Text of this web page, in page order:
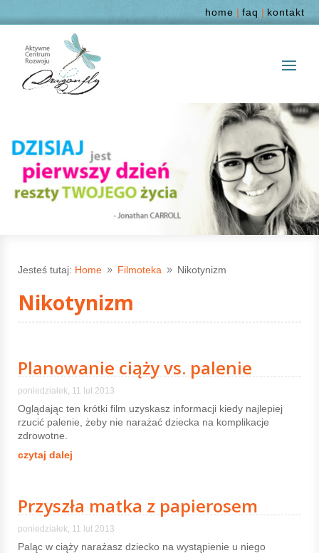
home | faq | kontakt
Jesteś tutaj: Home 9 Filmoteka 9 Nikotynizm
Nikotynizm
Planowanie ciąży vs. palenie
poniedziałek, 11 lut 2013
Oglądając ten krótki film uzyskasz informacji kiedy najlepiej
rzucić palenie, żeby nie narażać dziecka na komplikacje
zdrowotne.
czytaj dalej
Przyszła matka z papierosem
poniedziałek, 11 lut 2013
Paląc w ciąży narażasz dziecko na wystąpienie u niego